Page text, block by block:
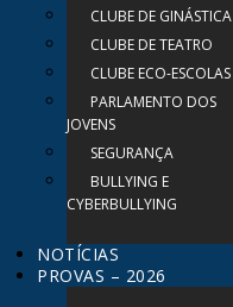
CLUBE DE GINÁSTICA
CLUBE DE TEATRO
CLUBE ECO-ESCOLAS
PARLAMENTO DOS
JOVENS
SEGURANÇA
BULLYING E
CYBERBULLYING
NOTÍCIAS
PROVAS – 2026